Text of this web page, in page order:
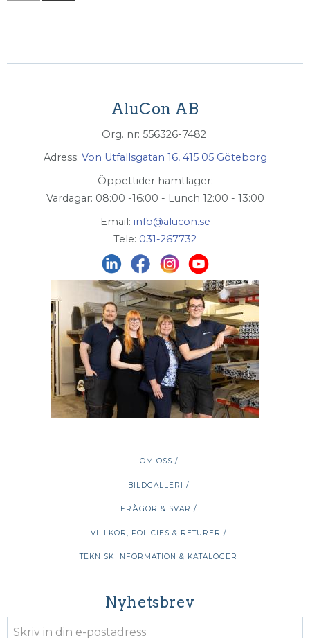
AluCon AB
Org. nr: 556326-7482
Adress: Von Utfallsgatan 16, 415 05 Göteborg
Öppettider hämtlager:
Vardagar: 08:00 -16:00 - Lunch 12:00 - 13:00
Email: info@alucon.se
Tele: 031-267732
OM OSS /
BILDGALLERI /
FRÅGOR & SVAR /
VILLKOR, POLICIES & RETURER /
TEKNISK INFORMATION & KATALOGER
Nyhetsbrev